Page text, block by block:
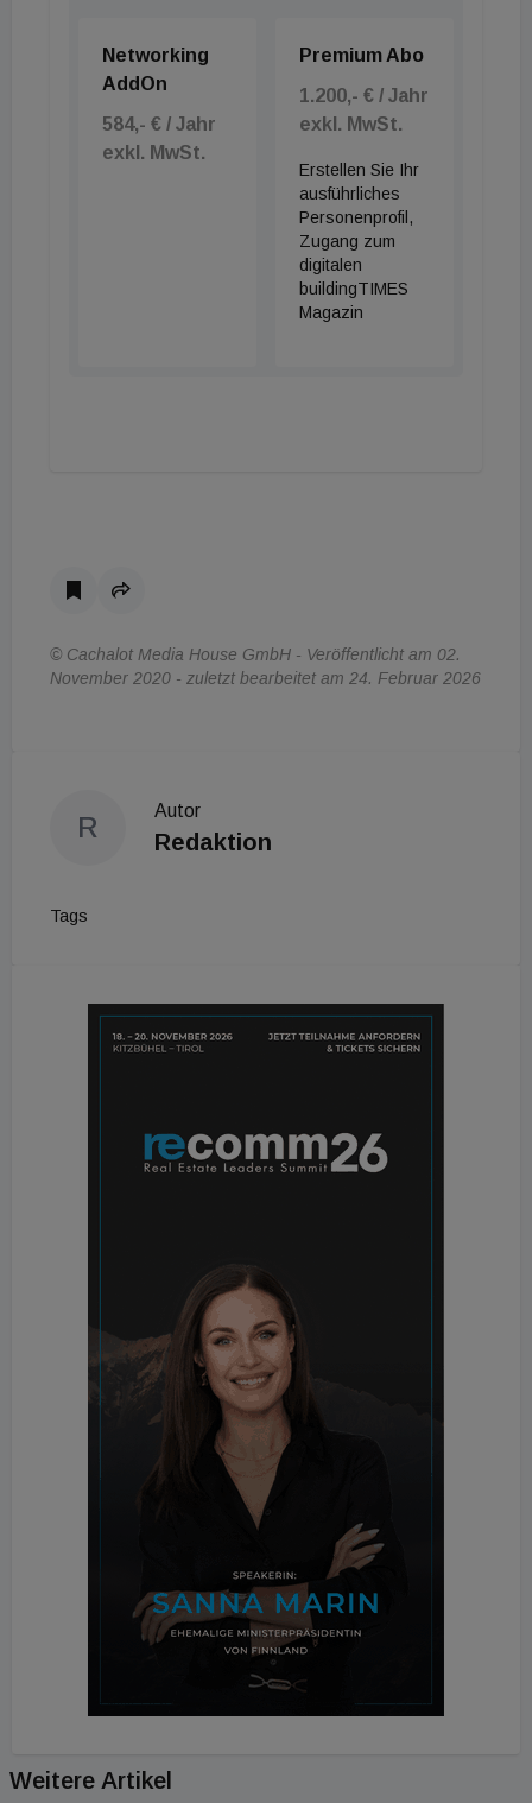
Networking
AddOn
584,- € / Jahr
exkl. MwSt.
Premium Abo
1.200,- € / Jahr
exkl. MwSt.
Erstellen Sie Ihr
ausführliches
Personenprofil,
Zugang zum
digitalen
buildingTIMES
Magazin
© Cachalot Media House GmbH - Veröffentlicht am 02.
November 2020 - zuletzt bearbeitet am 24. Februar 2026
R
Autor
Redaktion
Tags
Weitere Artikel